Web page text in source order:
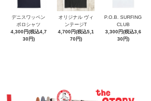
デニスワッペン
ポロシャツ
4,300円(税込4,7
30円)
オリジナル ヴィ
ンテージT
4,700円(税込5,1
70円)
P.O.B. SURFING
CLUB
3,300円(税込3,6
30円)